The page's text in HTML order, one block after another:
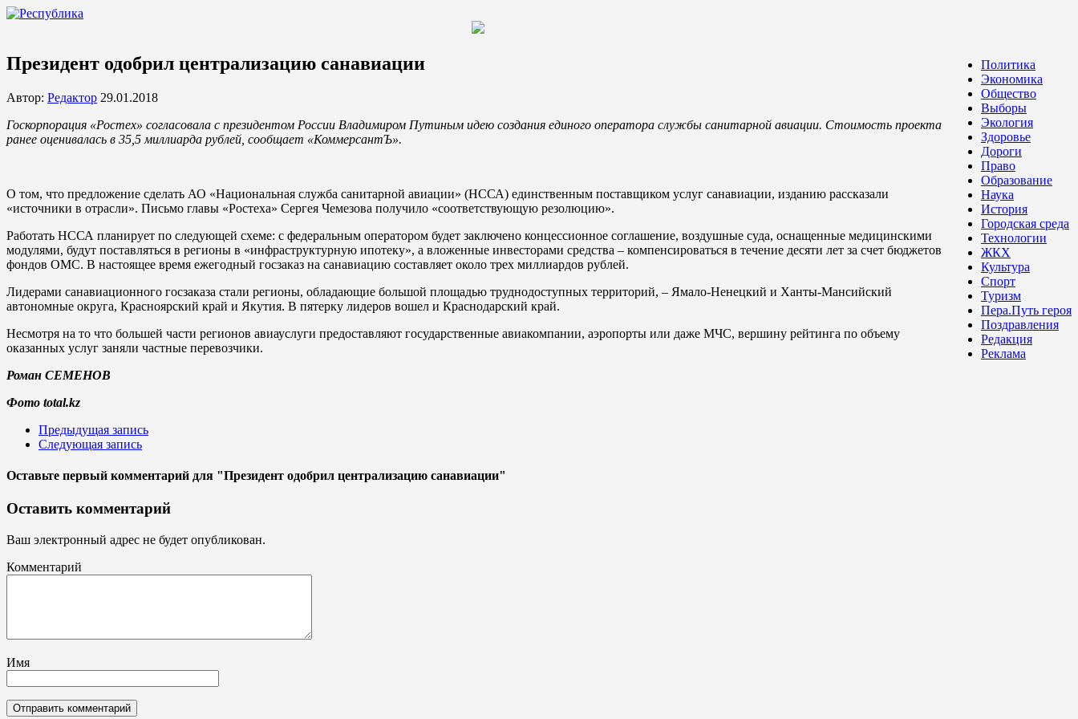
Политика
Экономика
Общество
Выборы
Экология
Здоровье
Дороги
Право
Образование
Наука
История
Городская среда
Технологии
ЖКХ
Культура
Спорт
Туризм
Пера.Путь героя
Поздравления
Редакция
Реклама
Президент одобрил централизацию санавиации
Автор: Редактор 29.01.2018
Госкорпорация «Ростех» согласовала с президентом России Владимиром Путиным идею создания единого оператора службы санитарной авиации. Стоимость проекта
ранее оценивалась в 35,5 миллиарда рублей, сообщает «КоммерсантЪ».
О том, что предложение сделать АО «Национальная служба санитарной авиации» (НССА) единственным поставщиком услуг санавиации, изданию рассказали
«источники в отрасли». Письмо главы «Ростеха» Сергея Чемезова получило «соответствующую резолюцию».
Работать НССА планирует по следующей схеме: с федеральным оператором будет заключено концессионное соглашение, воздушные суда, оснащенные медицинскими
модулями, будут поставляться в регионы в «инфраструктурную ипотеку», а вложенные инвесторами средства – компенсироваться в течение десяти лет за счет бюджетов
фондов ОМС. В настоящее время ежегодный госзаказ на санавиацию составляет около трех миллиардов рублей.
Лидерами санавиационного госзаказа стали регионы, обладающие большой площадью труднодоступных территорий, – Ямало‑Ненецкий и Ханты‑Мансийский
автономные округа, Красноярский край и Якутия. В пятерку лидеров вошел и Краснодарский край.
Несмотря на то что большей части регионов авиауслуги предоставляют государственные авиакомпании, аэропорты или даже МЧС, вершину рейтинга по объему
оказанных услуг заняли частные перевозчики.
Роман СЕМЕНОВ
Фото total.kz
Предыдущая запись
Следующая запись
Оставьте первый комментарий для "Президент одобрил централизацию санавиации"
Оставить комментарий
Ваш электронный адрес не будет опубликован.
Комментарий
Имя